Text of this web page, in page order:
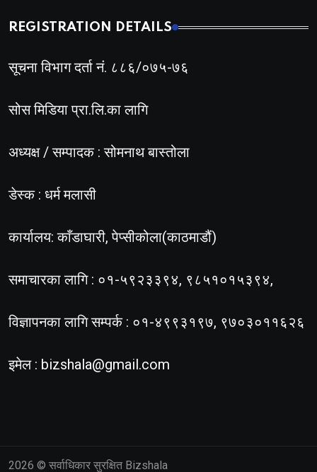
REGISTRATION DETAILS
सूचना विभाग दर्ता नं. ८८६/०७५-७६
सोस मिडिया प्रा.लि.का लागि
अध्यक्ष / सम्पादक : सोमनाथ बास्तोला
डेस्क : धर्म मलासी
कार्यालय: काँडाघारी, पेप्सीकोला(काठमाडौं)
समाचारका लागि : ०१-५९२३३९४, ९८५१०१५३९४,
विज्ञापनका लागि सम्पर्क : ०१-४९९३१९७, ९७०३०११६२६
इमेल : bizshala@gmail.com
2026 © सर्वाधिकार सुरक्षित Bizshala